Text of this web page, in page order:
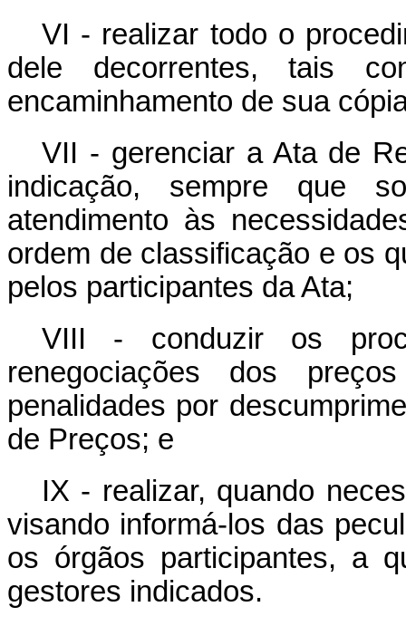
VI - realizar todo o
dele decorrentes, tais
encaminhamento de sua
VII - gerenciar a Ata de
indicação, sempre que
atendimento às
ordem de classificação e os
pelos participantes da Ata;
VIII - conduzir os
renegociações dos
penalidades por
de Preços; e
IX - realizar, quando
visando informá-los das
os órgãos participantes, a
gestores indicados.